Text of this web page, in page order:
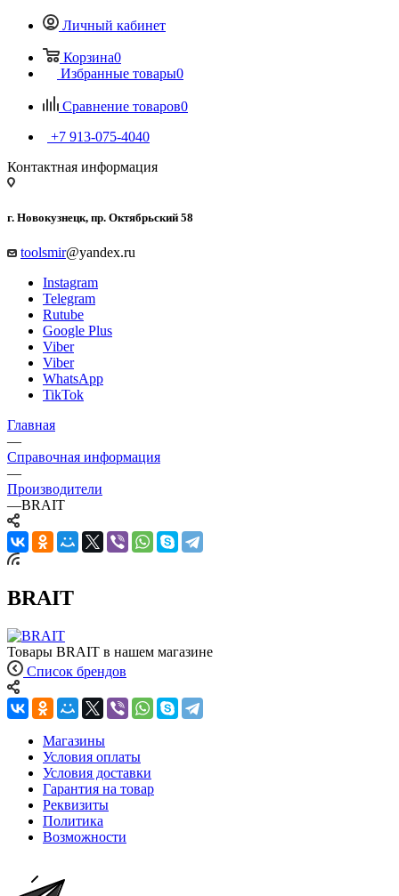
Личный кабинет
Корзина0
Избранные товары0
Сравнение товаров0
+7 913-075-4040
Контактная информация
г. Новокузнецк, пр. Октябрьский 58
toolsmir@yandex.ru
Instagram
Telegram
Rutube
Google Plus
Viber
Viber
WhatsApp
TikTok
Главная
—
Справочная информация
—
Производители
—BRAIT
BRAIT
Товары BRAIT в нашем магазине
Список брендов
Магазины
Условия оплаты
Условия доставки
Гарантия на товар
Реквизиты
Политика
Возможности